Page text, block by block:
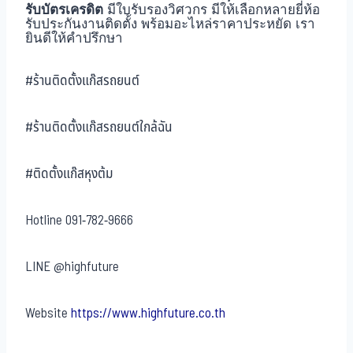
รับบัตรเครดิต มีใบรับรองวิศวกร มีให้เลือกหลายยี่ห้อ
รับประกันงานติดตั้ง พร้อมอะไหล่ราคาประหยัด เรา
ยินดีให้คำปรึกษา
#ร้านติดตั้งแก๊สรถยนต์
#ร้านติดตั้งแก๊สรถยนต์ใกล้ฉัน
#ติดตั้งแก๊สหุงต้ม
Hotline091-782-9666
LINE@highfuture
Websitehttps://www.highfuture.co.th